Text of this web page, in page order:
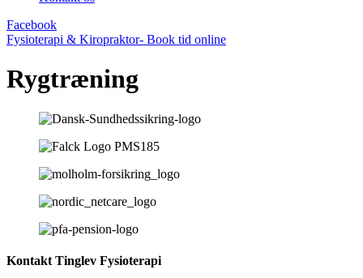
Facebook
Fysioterapi & Kiropraktor- Book tid online
Rygtræning
Kontakt Tinglev Fysioterapi